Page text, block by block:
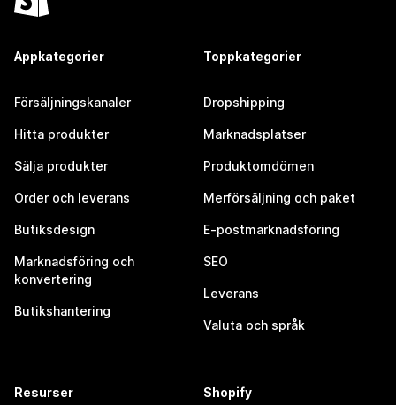
Appkategorier
Försäljningskanaler
Hitta produkter
Sälja produkter
Order och leverans
Butiksdesign
Marknadsföring och
konvertering
Butikshantering
Toppkategorier
Dropshipping
Marknadsplatser
Produktomdömen
Merförsäljning och paket
E-postmarknadsföring
SEO
Leverans
Valuta och språk
Resurser Shopify